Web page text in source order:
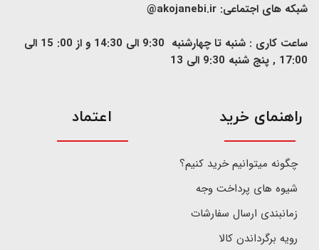
شبکه های اجتماعی: akojanebi.ir@
ساعت کاری : شنبه تا چهارشنبه 9:30 الی 14:30 و از 00: 15 الی
17:00 , پنج شنبه 9:30 الی 13
​راهنمای خرید
چگونه میتوانیم خرید کنیم؟
شیوه های پرداخت وجه
زمانبندی ارسال سفارشات
رویه برگرداندن کالا
اعتماد